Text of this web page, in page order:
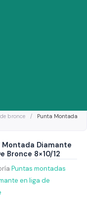
bronce /
Punta Montada
Montada Diamante
Bronce 8×10/12
Puntas montadas
en liga de